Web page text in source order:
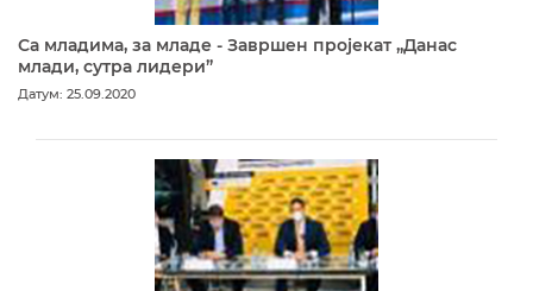
Са младима, за младе - Завршен пројекат „Данас
млади, сутра лидери”
Датум: 25.09.2020